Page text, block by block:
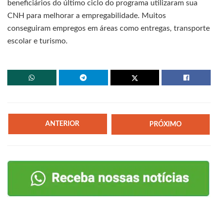
beneficiários do último ciclo do programa utilizaram sua
CNH para melhorar a empregabilidade. Muitos
conseguiram empregos em áreas como entregas, transporte
escolar e turismo.
ANTERIOR PRÓXIMO